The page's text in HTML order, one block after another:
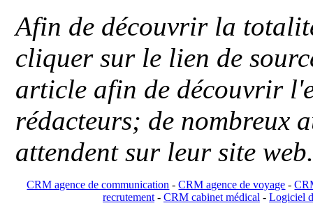
Afin de découvrir la
cliquer sur le lien de
article afin de découvrir
rédacteurs; de nombreux
attendent sur leur site
CRM agence de communication -CRM agence de voyage -
recrutement- CRM cabinet médical- Logiciel